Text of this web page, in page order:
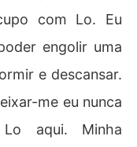
com Lo. Eu
engolir uma
e descansar.
me eu nunca
aqui. Minha